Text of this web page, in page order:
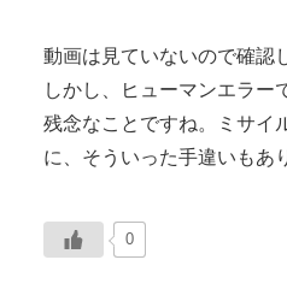
動画は見ていないので確認
しかし、ヒューマンエラー
残念なことですね。ミサイ
に、そういった手違いもあ
0